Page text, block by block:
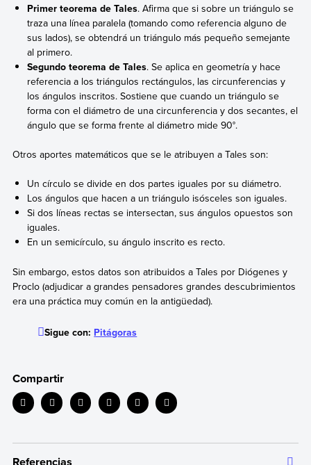
Primer teorema de Tales. Afirma que si sobre un triángulo se
traza una línea paralela (tomando como referencia alguno de
sus lados), se obtendrá un triángulo más pequeño semejante
al primero.
Segundo teorema de Tales. Se aplica en geometría y hace
referencia a los triángulos rectángulos, las circunferencias y
los ángulos inscritos. Sostiene que cuando un triángulo se
forma con el diámetro de una circunferencia y dos secantes, el
ángulo que se forma frente al diámetro mide 90°.
Otros aportes matemáticos que se le atribuyen a Tales son:
Un círculo se divide en dos partes iguales por su diámetro.
Los ángulos que hacen a un triángulo isósceles son iguales.
Si dos líneas rectas se intersectan, sus ángulos opuestos son
iguales.
En un semicírculo, su ángulo inscrito es recto.
Sin embargo, estos datos son atribuidos a Tales por Diógenes y
Proclo (adjudicar a grandes pensadores grandes descubrimientos
era una práctica muy común en la antigüedad).
Sigue con: Pitágoras
Compartir
Referencias